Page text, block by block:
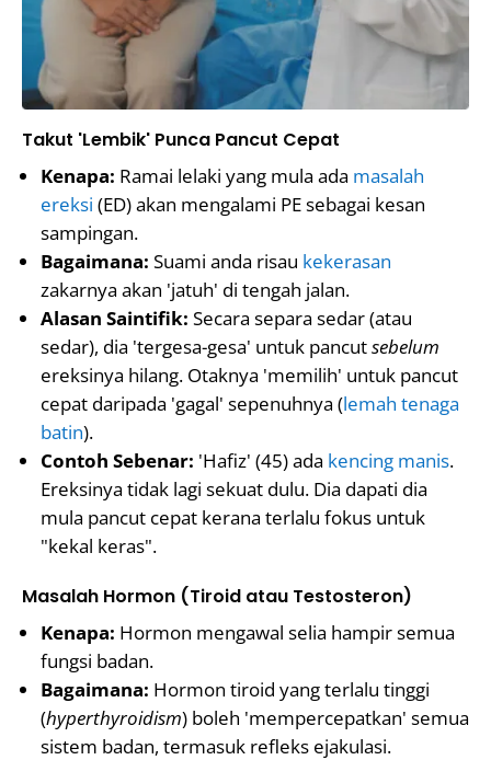
Takut 'Lembik' Punca Pancut Cepat
Kenapa: Ramai lelaki yang mula ada masalah
ereksi (ED) akan mengalami PE sebagai kesan
sampingan.
Bagaimana: Suami anda risau kekerasan
zakarnya akan 'jatuh' di tengah jalan.
Alasan Saintifik: Secara separa sedar (atau
sedar), dia 'tergesa-gesa' untuk pancutsebelum
ereksinya hilang. Otaknya 'memilih' untuk pancut
cepat daripada 'gagal' sepenuhnya (lemah tenaga
batin).
Contoh Sebenar: 'Hafiz' (45) ada kencing manis.
Ereksinya tidak lagi sekuat dulu. Dia dapati dia
mula pancut cepat kerana terlalu fokus untuk
"kekal keras".
Masalah Hormon (Tiroid atau Testosteron)
Kenapa: Hormon mengawal selia hampir semua
fungsi badan.
Bagaimana: Hormon tiroid yang terlalu tinggi
(hyperthyroidism) boleh 'mempercepatkan' semua
sistem badan, termasuk refleks ejakulasi.